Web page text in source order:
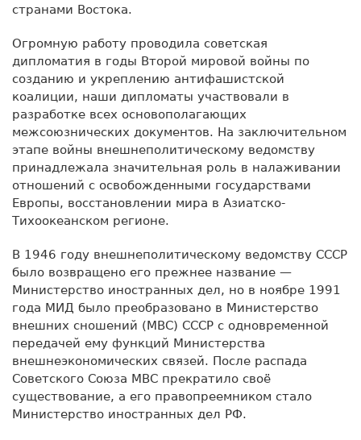
странами Востока.
Огромную работу проводила советская
дипломатия в годы Второй мировой войны по
созданию и укреплению антифашистской
коалиции, наши дипломаты участвовали в
разработке всех основополагающих
межсоюзнических документов. На заключительном
этапе войны внешнеполитическому ведомству
принадлежала значительная роль в налаживании
отношений с освобожденными государствами
Европы, восстановлении мира в Азиатско-
Тихоокеанском регионе.
В 1946 году внешнеполитическому ведомству СССР
было возвращено его прежнее название —
Министерство иностранных дел, но в ноябре 1991
года МИД было преобразовано в Министерство
внешних сношений (МВС) СССР с одновременной
передачей ему функций Министерства
внешнеэкономических связей. После распада
Советского Союза МВС прекратило своё
существование, а его правопреемником стало
Министерство иностранных дел РФ.